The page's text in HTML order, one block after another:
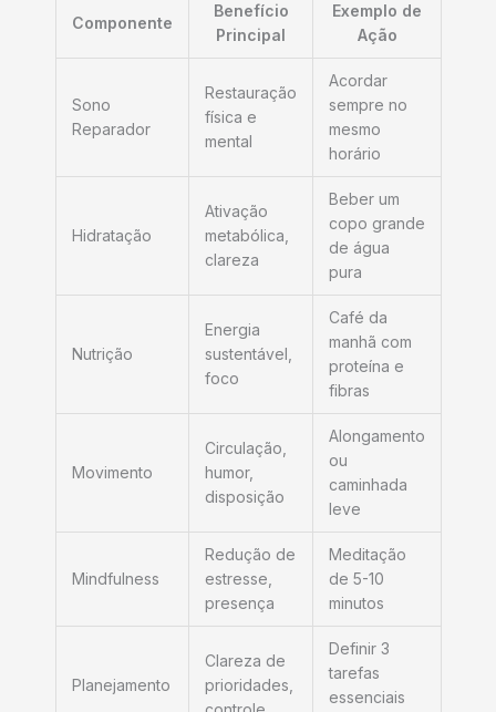
Componente
Benefício
Principal
Exemplo de
Ação
Sono
Reparador
Restauração
física e
mental
Acordar
sempre no
mesmo
horário
Hidratação
Ativação
metabólica,
clareza
Beber um
copo grande
de água
pura
Nutrição
Energia
sustentável,
foco
Café da
manhã com
proteína e
fibras
Movimento
Circulação,
humor,
disposição
Alongamento
ou
caminhada
leve
Mindfulness
Redução de
estresse,
presença
Meditação
de 5-10
minutos
Planejamento
Clareza de
prioridades,
Definir 3
tarefas
essenciais